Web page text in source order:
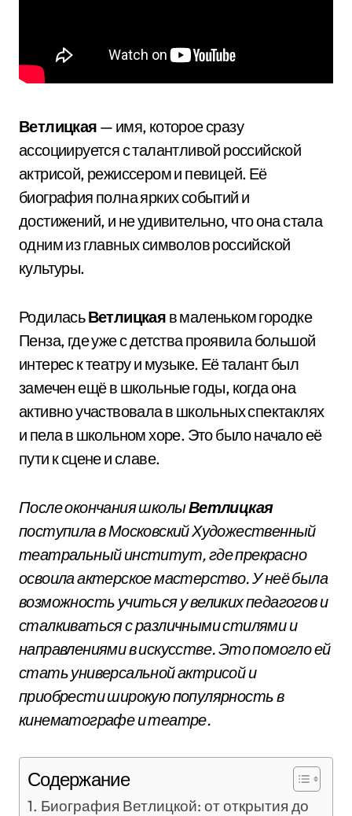
Ветлицкая — имя, которое сразу
ассоциируется с талантливой российской
актрисой, режиссером и певицей. Её
биография полна ярких событий и
достижений, и не удивительно, что она стала
одним из главных символов российской
культуры.
РодиласьВетлицкая в маленьком городке
Пенза, где уже с детства проявила большой
интерес к театру и музыке. Её талант был
замечен ещё в школьные годы, когда она
активно участвовала в школьных спектаклях
и пела в школьном хоре. Это было начало её
пути к сцене и славе.
После окончания школыВетлицкая
поступила в Московский Художественный
театральный институт, где прекрасно
освоила актерское мастерство. У неё была
возможность учиться у великих педагогов и
сталкиваться с различными стилями и
направлениями в искусстве. Это помогло ей
стать универсальной актрисой и
приобрести широкую популярность в
кинематографе и театре.
Содержание
Биография Ветлицкой: от открытия до